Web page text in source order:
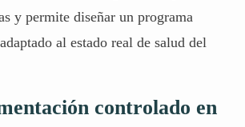
y permite diseñar un programa
al estado real de salud del
controlado en